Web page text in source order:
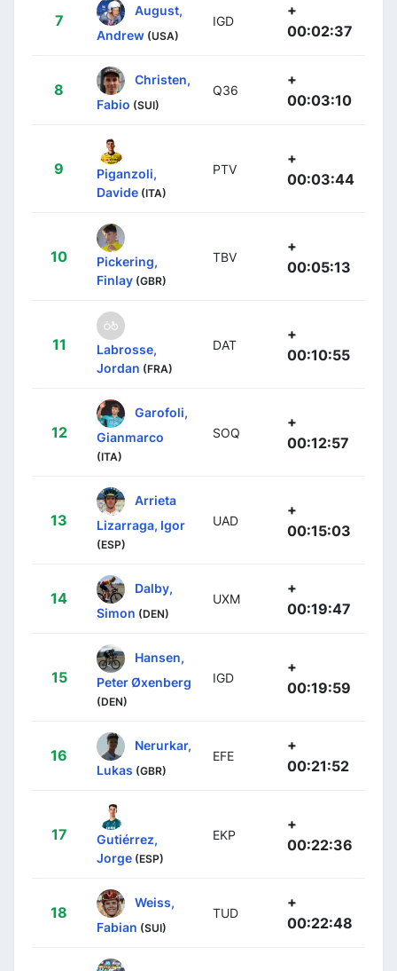
7
August,
Andrew (USA)
IGD
+
00:02:37
8
Christen,
Fabio (SUI)
Q36
+
00:03:10
9
Piganzoli,
Davide (ITA)
PTV
+
00:03:44
10
Pickering,
Finlay (GBR)
TBV
+
00:05:13
11
Labrosse,
Jordan (FRA)
DAT
+
00:10:55
12
Garofoli,
Gianmarco
(ITA)
SOQ
+
00:12:57
13
Arrieta
Lizarraga, Igor
(ESP)
UAD
+
00:15:03
14
Dalby,
Simon (DEN)
UXM
+
00:19:47
15
Hansen,
Peter Øxenberg
(DEN)
IGD
+
00:19:59
16
Nerurkar,
Lukas (GBR)
EFE
+
00:21:52
17
Gutiérrez,
Jorge (ESP)
EKP
+
00:22:36
18
Weiss,
Fabian (SUI)
TUD
+
00:22:48